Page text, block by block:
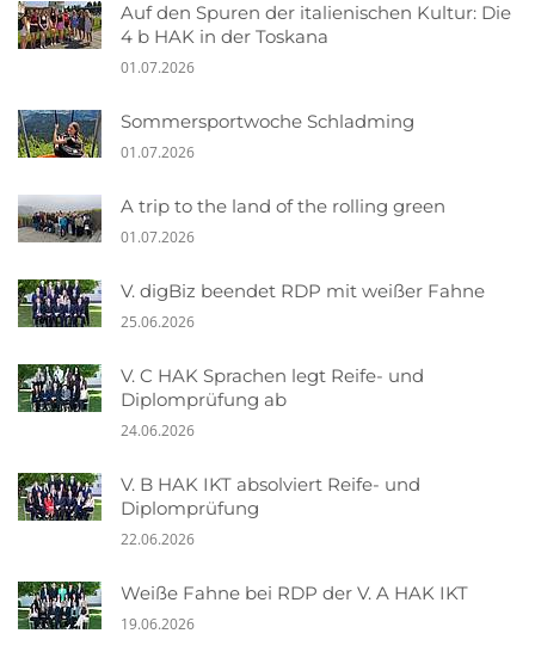
Auf den Spuren der italienischen Kultur: Die
4 b HAK in der Toskana
01.07.2026
Sommersportwoche Schladming
01.07.2026
A trip to the land of the rolling green
01.07.2026
V. digBiz beendet RDP mit weißer Fahne
25.06.2026
V. C HAK Sprachen legt Reife- und
Diplomprüfung ab
24.06.2026
V. B HAK IKT absolviert Reife- und
Diplomprüfung
22.06.2026
Weiße Fahne bei RDP der V. A HAK IKT
19.06.2026